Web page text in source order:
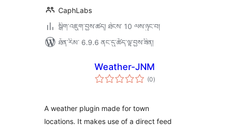
CaphLabs
སྒྲིག་འཇུག་བྱས་ཚད། ཐེངས་ 10 ལས་ཉུང་བ།
ཐོན་རིམ་ 6.9.6 ནང་དུ་ཚོད་ལྟ་བྱས་ཟིན།
Weather-JNM
(0གདེང་
འཇོག་
)
A weather plugin made for town
locations. It makes use of a direct feed